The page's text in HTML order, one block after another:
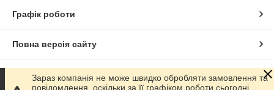
Графік роботи
Повна версія сайту
Сайт створено на маркетплейсі Prom.ua
Зараз компанія не може швидко обробляти замовлення та
повідомлення, оскільки за її графіком роботи сьогодні